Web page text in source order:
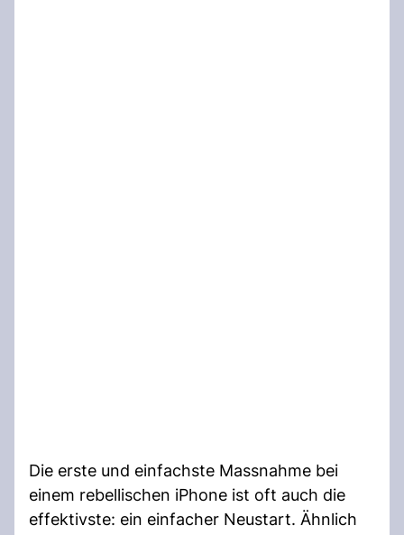
Die erste und einfachste Massnahme bei
einem rebellischen iPhone ist oft auch die
effektivste: ein einfacher Neustart. Ähnlich